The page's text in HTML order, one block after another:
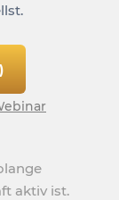
aktiv ist.